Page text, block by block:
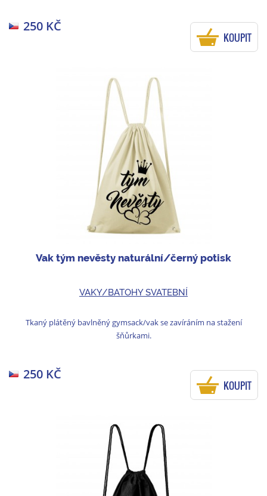
250 KČ
KOUPIT
Vak tým nevěsty naturální/černý potisk
VAKY/BATOHY SVATEBNÍ
Tkaný plátěný bavlněný gymsack/vak se zavíráním na stažení
šňůrkami.
250 KČ
KOUPIT